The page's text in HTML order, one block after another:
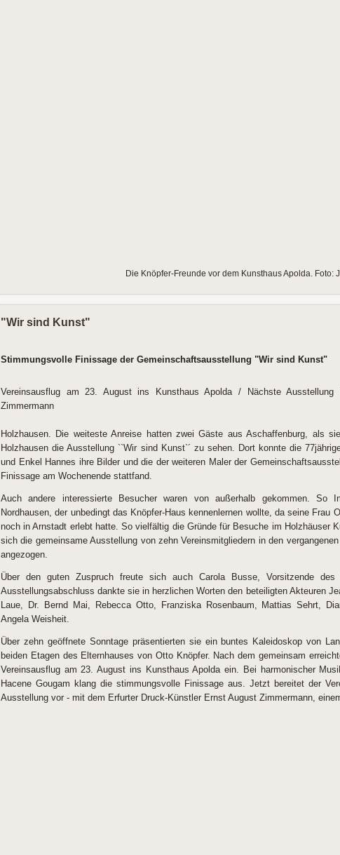
Die Knöpfer-Freunde vor dem Kunsthaus Apolda. Foto:
"Wir sind Kunst"
Stimmungsvolle Finissage der Gemeinschaftsausstellung "Wir sind Kunst"
Vereinsausflug am 23. August ins Kunsthaus Apolda / Nächste
Zimmermann
Holzhausen. Die weiteste Anreise hatten zwei Gäste aus Aschaffenburg, als
Holzhausen die Ausstellung ``Wir sind Kunst`´ zu sehen. Dort konnte die
und Enkel Hannes ihre Bilder und die der weiteren Maler der
Finissage am Wochenende stattfand.
Auch andere interessierte Besucher waren von außerhalb gekommen. So
Nordhausen, der unbedingt das Knöpfer-Haus kennenlernen wollte, da seine Frau
noch in Arnstadt erlebt hatte. So vielfältig die Gründe für Besuche im Holzhäuser
sich die gemeinsame Ausstellung von zehn Vereinsmitgliedern in den
angezogen.
Über den guten Zuspruch freute sich auch Carola Busse, Vorsitzende des
Ausstellungsabschluss dankte sie in herzlichen Worten den beteiligten Akteuren
Laue, Dr. Bernd Mai, Rebecca Otto, Franziska Rosenbaum, Mattias Sehrt,
Angela Weisheit.
Über zehn geöffnete Sonntage präsentierten sie ein buntes Kaleidoskop von
beiden Etagen des Elternhauses von Otto Knöpfer. Nach dem gemeinsam
Vereinsausflug am 23. August ins Kunsthaus Apolda ein. Bei harmonischer
Hacene Gougam klang die stimmungsvolle Finissage aus. Jetzt bereitet der
Ausstellung vor - mit dem Erfurter Druck-Künstler Ernst August Zimmermann,